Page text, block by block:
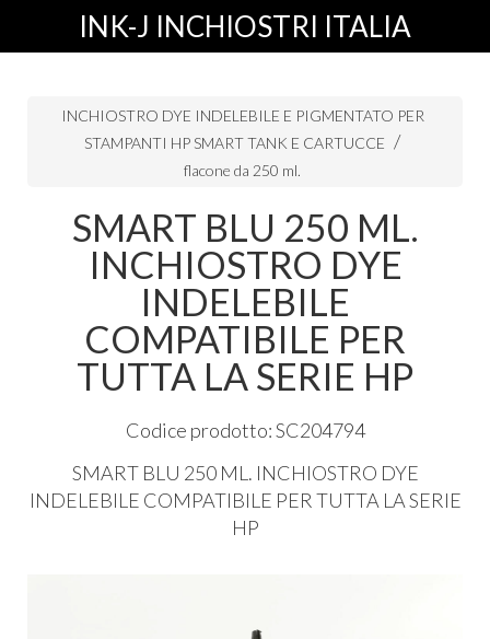
INK-J INCHIOSTRI ITALIA
INCHIOSTRO DYE INDELEBILE E PIGMENTATO PER
STAMPANTI HP SMART TANK E CARTUCCE
flacone da 250 ml.
SMART BLU 250 ML.
INCHIOSTRO DYE
INDELEBILE
COMPATIBILE PER
TUTTA LA SERIE HP
Codice prodotto: SC204794
SMART BLU 250 ML. INCHIOSTRO DYE
INDELEBILE COMPATIBILE PER TUTTA LASERIE
HP